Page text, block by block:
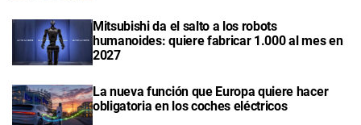
Mitsubishi da el salto a los robots
humanoides: quiere fabricar 1.000 al mes en
2027
La nueva función que Europa quiere hacer
obligatoria en los coches eléctricos